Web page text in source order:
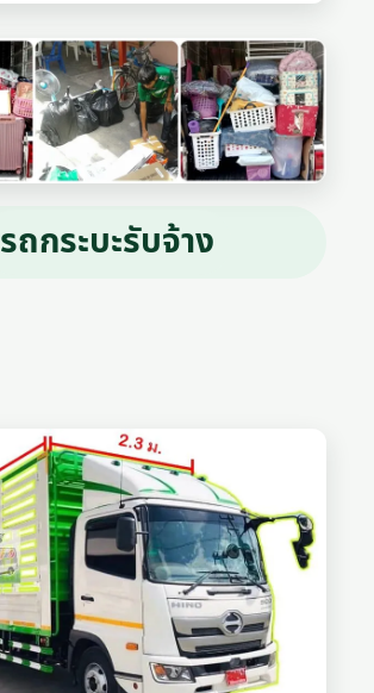
รถกระบะรับจ้าง